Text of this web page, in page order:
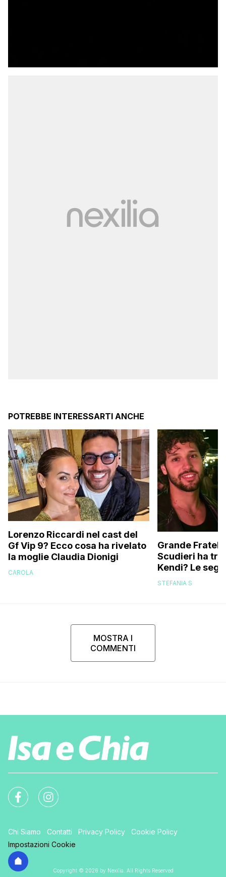
POTREBBE INTERESSARTI ANCHE
Lorenzo Riccardi nel cast del
Gf Vip 9? Ecco cosa ha rivelato
la moglie Claudia Dionigi
CAROLA
Grande
Scudieri ha
Kendi? Le
replica dell’ex
STEFANIA S
MOSTRA I
COMMENTI
Chi Siamo Contatti Privacy Policy
Cookie Policy
Impostazioni Cookie
Copyright © 2026 by Nexilia. All Rights Reserved